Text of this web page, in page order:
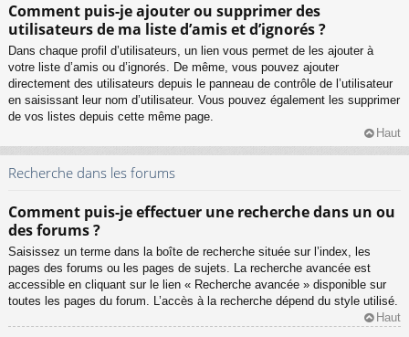
Comment puis-je ajouter ou supprimer des
utilisateurs de ma liste d’amis et d’ignorés ?
Dans chaque profil d’utilisateurs, un lien vous permet de les ajouter à
votre liste d’amis ou d’ignorés. De même, vous pouvez ajouter
directement des utilisateurs depuis le panneau de contrôle de l’utilisateur
en saisissant leur nom d’utilisateur. Vous pouvez également les supprimer
de vos listes depuis cette même page.
Haut
Recherche dans les forums
Comment puis-je effectuer une recherche dans un ou
des forums ?
Saisissez un terme dans la boîte de recherche située sur l’index, les
pages des forums ou les pages de sujets. La recherche avancée est
accessible en cliquant sur le lien « Recherche avancée » disponible sur
toutes les pages du forum. L’accès à la recherche dépend du style utilisé.
Haut